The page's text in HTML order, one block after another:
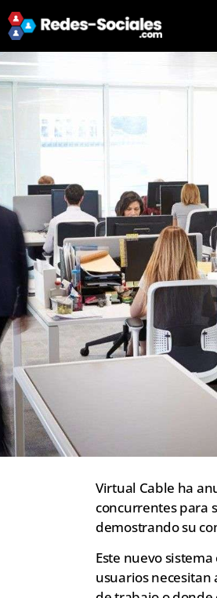
Virtual Cable ha
concurrentes para
demostrando su
Este nuevo
usuarios necesitan